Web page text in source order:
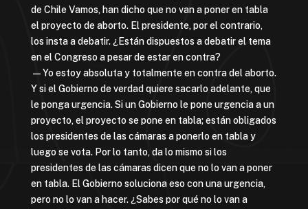
de Chile Vamos, han dicho que no van a poner en tabla
el proyecto de aborto. El presidente, por el contrario,
los insta a debatir. ¿Están dispuestos a debatir el tema
en el Congreso a pesar de estar en contra?
—Yo estoy absoluta y totalmente en contra del aborto.
Y si el Gobierno de verdad quiere sacarlo adelante, que
le ponga urgencia. Si un Gobierno le pone urgencia a un
proyecto, el proyecto se pone en tabla; están obligados
los presidentes de las cámaras a ponerlo en tabla y
luego se vota. Por lo tanto, da lo mismo si los
presidentes de las cámaras dicen que no lo van a poner
en tabla. El Gobierno soluciona eso con una urgencia,
pero no lo van a hacer. ¿Sabes por qué no lo van a